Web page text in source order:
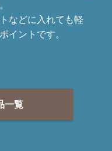
などに入れても軽
イントです。
一覧